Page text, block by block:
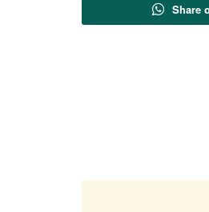
Share